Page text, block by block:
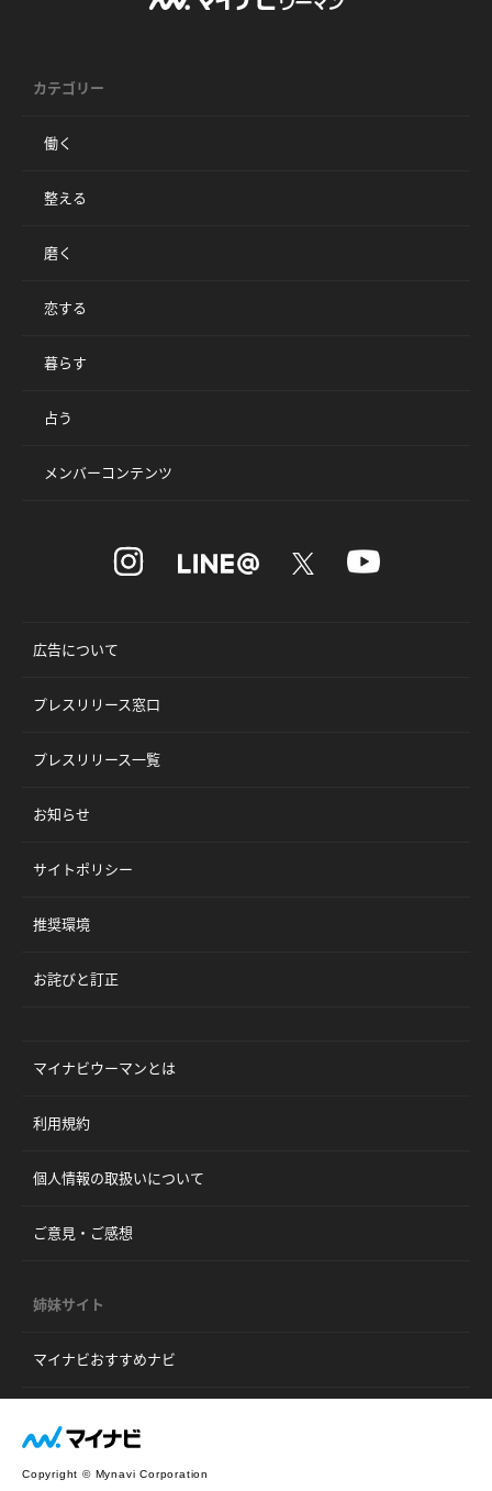
カテゴリー
働く
整える
磨く
恋する
暮らす
占う
メンバーコンテンツ
広告について
プレスリリース窓口
プレスリリース一覧
お知らせ
サイトポリシー
推奨環境
お詫びと訂正
マイナビウーマンとは
利用規約
個人情報の取扱いについて
ご意見・ご感想
姉妹サイト
マイナビおすすめナビ
Copyright © Mynavi Corporation